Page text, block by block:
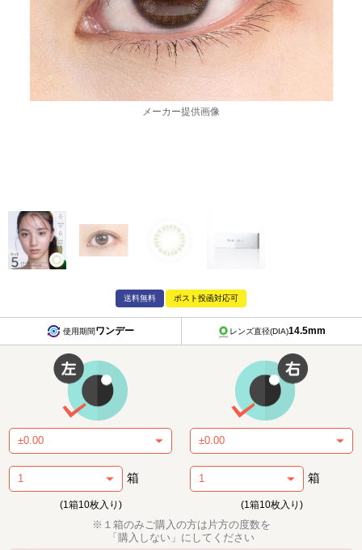
メーカー提供画像
送料無料 ポスト投函対応可
使用期間ワンデー レンズ直径(DIA)14.5mm
箱
(1箱10枚入り)
箱
(1箱10枚入り)
※１箱のみご購入の方は片方の度数を
「購入しない」にしてください